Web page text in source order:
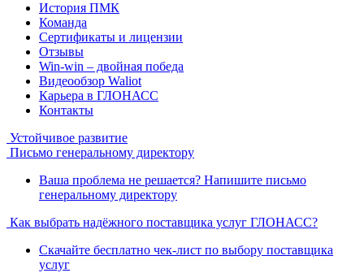
История ПМК
Команда
Сертификаты и лицензии
Отзывы
Win-win – двойная победа
Видеообзор Waliot
Карьера в ГЛОНАСС
Контакты
Устойчивое развитие
Письмо генеральному директору
Ваша проблема не решается? Напишите письмо
генеральному директору
Как выбрать надёжного поставщика услуг ГЛОНАСС?
Скачайте бесплатно чек-лист по выбору поставщика
услуг